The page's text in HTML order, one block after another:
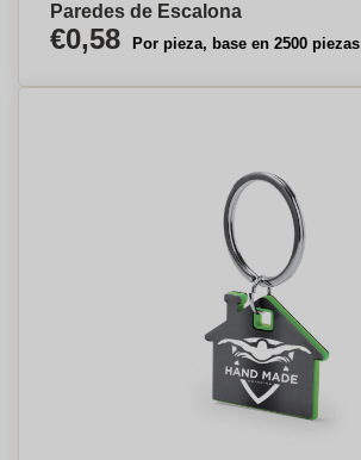
Paredes de Escalona
€0,58 Por pieza, base en 2500 piezas